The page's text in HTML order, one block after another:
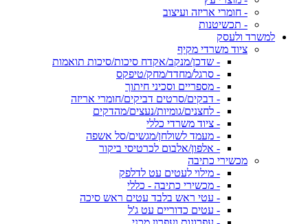
- חומרי אריזה ועיצוב
- תכשיטנות
למשרד ולעסק
ציוד משרדי מקיף
- שדכן/מנקב/אקדח סיכות/סיכות תואמות
- סרגל/מחדד/מחק/טיפקס
- מספריים וסכיני חיתוך
- דבקים/סרטים דביקים/חומרי אריזה
- לחצנים/גומיות/נעצים/מהדקים
- ציוד משרדי כללי
- מעמד לשולחן/מגשים/סל אשפה
- אלפון/אלבום לכרטיסי ביקור
מכשירי כתיבה
- מילוי לעטים עט לדלפק
- מכשירי כתיבה - כללי
- עטי ראש בלבד עטים ראש סיכה
- עטים כדוריים עט ג'ל